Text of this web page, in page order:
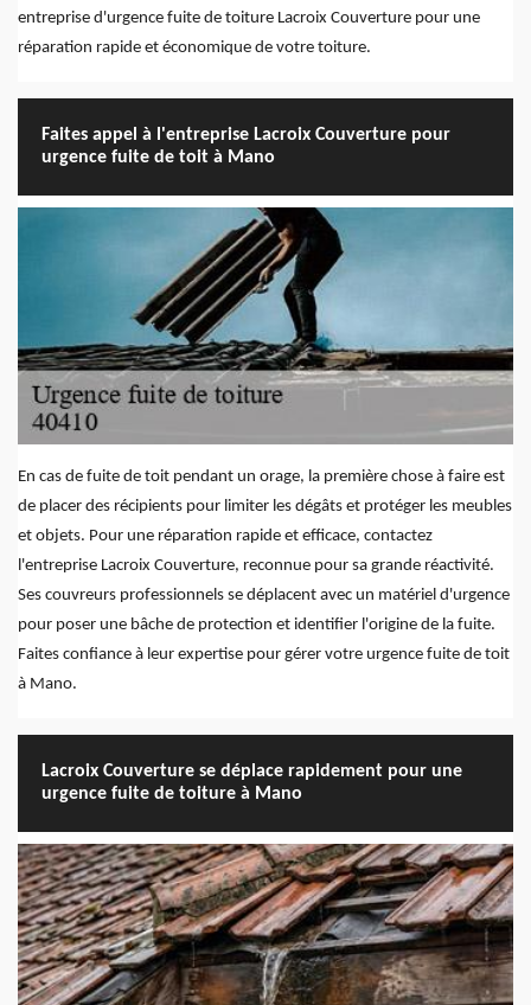
entreprise d'urgence fuite de toiture Lacroix Couverture pour une
réparation rapide et économique de votre toiture.
Faites appel à l'entreprise Lacroix Couverture pour
urgence fuite de toit à Mano
En cas de fuite de toit pendant un orage, la première chose à faire est
de placer des récipients pour limiter les dégâts et protéger les meubles
et objets. Pour une réparation rapide et efficace, contactez
l'entreprise Lacroix Couverture, reconnue pour sa grande réactivité.
Ses couvreurs professionnels se déplacent avec un matériel d'urgence
pour poser une bâche de protection et identifier l'origine de la fuite.
Faites confiance à leur expertise pour gérer votre urgence fuite de toit
à Mano.
Lacroix Couverture se déplace rapidement pour une
urgence fuite de toiture à Mano